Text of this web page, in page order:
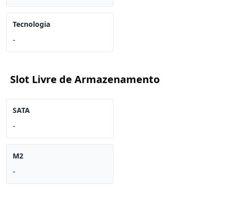
Tecnologia
-
Slot Livre de Armazenamento
SATA
-
M2
-